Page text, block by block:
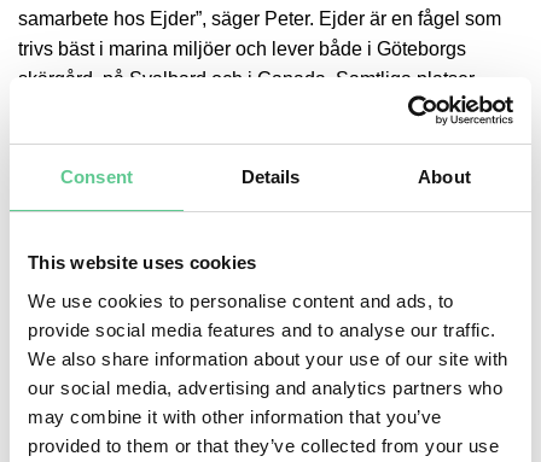
Consent Details About
This website uses cookies
We use cookies to personalise content and ads, to
provide social media features and to analyse our traffic.
We also share information about your use of our site with
our social media, advertising and analytics partners who
may combine it with other information that you’ve
provided to them or that they’ve collected from your use
samarbete hos Ejder”, säger Peter. Ejder är en fågel som
trivs bäst i marina miljöer och lever både i Göteborgs
skärgård, på Svalbard och i Canada. Samtliga platser
besökte Peter under sin forskartid. ”Från Svalbard fick jag
med mig nästan 5000 timmars film på ejderbon och många
roliga minnen. I Canada bodde vi i baracker mitt på tundran
jag grävde i detaljer kring släktskap mellan äggen i Ejderns
bo” säger Peter.
Vill du läsa en sammanfattning av Peters avhandling?